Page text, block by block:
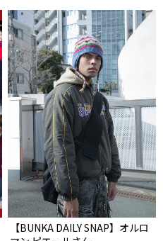
【BUNKA DAILY SNAP】オルロ